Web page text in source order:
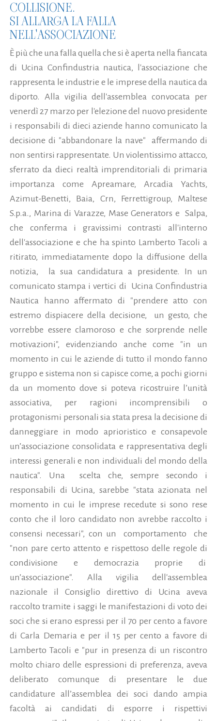
COLLISIONE.
SI ALLARGA LA FALLA
NELL'ASSOCIAZIONE
È più che una falla quella che si è aperta nella fiancata
di Ucina Confindustria nautica, l'associazione che
rappresenta le industrie e le imprese della nautica da
diporto. Alla vigiliadell'assemblea convocata per
venerdì 27 marzo per l'elezione del nuovo presidente
i responsabili di dieci aziende hanno comunicato la
decisione di "abbandonare la nave"
affermando di
non sentirsi rappresentate. Un violentissimo attacco,
sferrato da dieci realtà imprenditoriali di primaria
importanza come Apreamare, Arcadia Yachts,
Azimut-Benetti, Baia, Crn, Ferrettigroup, Maltese
S.p.a., Marina di Varazze, Mase Generators e Salpa,
che conferma i gravissimi contrasti all'interno
dell'associazione e che ha spinto Lamberto Tacoli a
ritirato, immediatamente dopo la diffusione della
notizia,
la sua candidatura a presidente. In un
comunicato stampa i vertici di
Ucina Confindustria
Nautica hanno affermato di "prendere atto con
estremo dispiacere della decisione,
un gesto, che
vorrebbe essere clamoroso e che sorprende nelle
motivazioni", evidenziando anche come
"in un
momento in cui le aziende di tutto il mondo fanno
gruppo e sistema non si capisce come, a pochi giorni
da un momento dove si poteva ricostruire l’unità
associativa, per ragioni incomprensibili o
protagonismi personali sia stata presa la decisione di
danneggiare in modo aprioristico e consapevole
un’associazione consolidata e rappresentativa degli
interessi generali e non individuali del mondo della
nautica". Una
scelta che, sempre secondo i
responsabili di Ucina, sarebbe "stata azionata nel
momento in cui le imprese recedute si sono rese
conto che il loro candidato non avrebbe raccolto i
consensi necessari", con un
comportamento
che
"non pare certo attento e rispettoso delle regole di
condivisione e democrazia proprie di
un’associazione". Alla vigilia dell'assemblea
nazionale il Consiglio direttivo di Ucina aveva
raccolto tramite i saggi le manifestazioni di voto dei
soci che si erano espressi per il 70 per cento a favore
di Carla Demaria e per il 15 per cento a favore di
Lamberto Tacoli e "pur in presenza di un riscontro
molto chiaro delle espressioni di preferenza, aveva
deliberato comunque di presentare le due
candidature all’assemblea dei soci dando ampia
facoltà ai candidati di esporre i rispettivi